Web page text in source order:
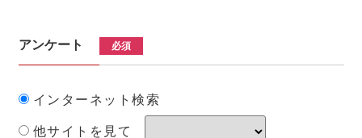
アンケート 必須
インターネット検索
他サイトを見て